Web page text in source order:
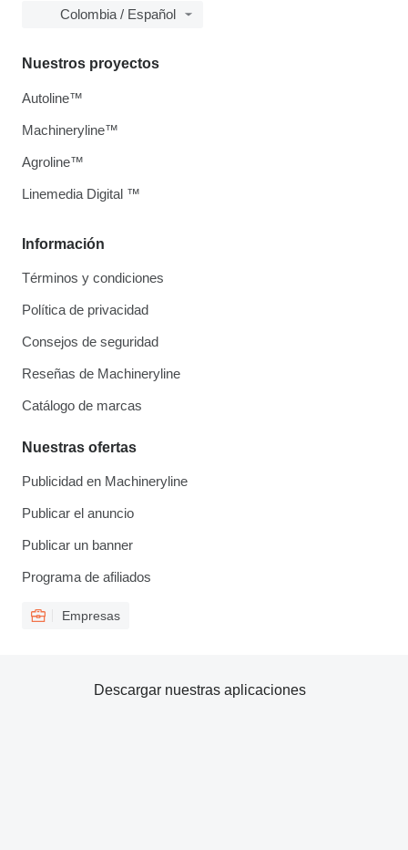
Colombia / Español
Información
Términos y condiciones
Política de privacidad
Consejos de seguridad
Reseñas de Machineryline
Catálogo de marcas
Nuestras ofertas
Publicidad en Machineryline
Publicar el anuncio
Publicar un banner
Programa de afiliados
Empresas
Nuestros proyectos
Autoline™
Machineryline™
Agroline™
Linemedia Digital ™
Descargar nuestras aplicaciones